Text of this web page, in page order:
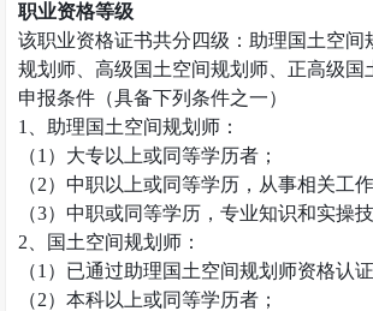
职业资格等级
该职业资格证书共分四级：助理国土空间
规划师、高级国土空间规划师、正高级国
申报条件（具备下列条件之一）
1
、助理国土空间规划师：
（1 ）大专以上或同等学历者；
（2）中职以上或同等学历，从事相关工
（3）中职或同等学历，专业知识和实操
2 、国土空间规划师：
（1 ）已通过助理国土空间规划师资格认证
（2）本科以上或同等学历者；